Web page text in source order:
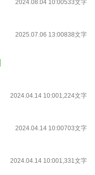
2024.08.04 10:00533文字
2025.07.06 13:00838文字
2024.04.14 10:001,224文字
2024.04.14 10:00703文字
2024.04.14 10:001,331文字